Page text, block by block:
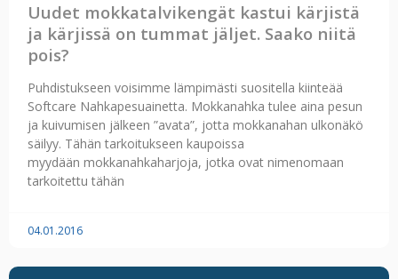
Uudet mokkatalvikengät kastui kärjistä
ja kärjissä on tummat jäljet. Saako niitä
pois?
Puhdistukseen voisimme lämpimästi suositella kiinteää
Softcare Nahkapesuainetta. Mokkanahka tulee aina pesun
ja kuivumisen jälkeen ”avata”, jotta mokkanahan ulkonäkö
säilyy. Tähän tarkoitukseen kaupoissa
myydään mokkanahkaharjoja, jotka ovat nimenomaan
tarkoitettu tähän
04.01.2016